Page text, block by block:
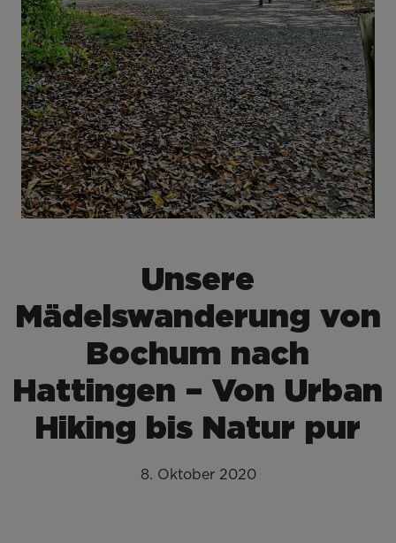
Unsere
Mädelswanderung von
Bochum nach
Hattingen – Von Urban
Hiking bis Natur pur
8. Oktober 2020